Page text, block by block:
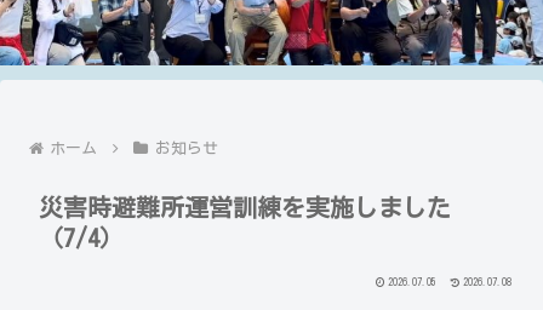
ホーム お知らせ
災害時避難所運営訓練を実施しました
（7/4）
2026.07.05 2026.07.08